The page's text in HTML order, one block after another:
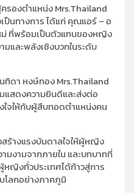
รองตำแหน่ง Mrs.Thailand
ป็นทางการ ได้แก่ คุณแอร์ – อ
ม่ ที่พร้อมเป็นตัวแทนของหญิง
มและพลังเชิงบวกในระดับ
ดา หงษ์ทอง Mrs.Thailand
แสดงความยินดีและส่งต่อ
ใจให้กับผู้สืบทอดตำแหน่งคน
สร้างแรงบันดาลใจให้ผู้หญิง
งามจากภายใน และบทบาทที่
ญิงทั่วประเทศได้ก้าวสู่การ
โลกอย่างภาคภูมิ